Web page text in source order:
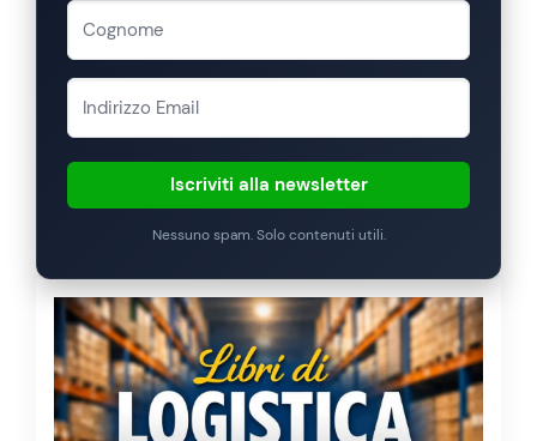
Iscriviti alla newsletter
Nessuno spam. Solo contenuti utili.